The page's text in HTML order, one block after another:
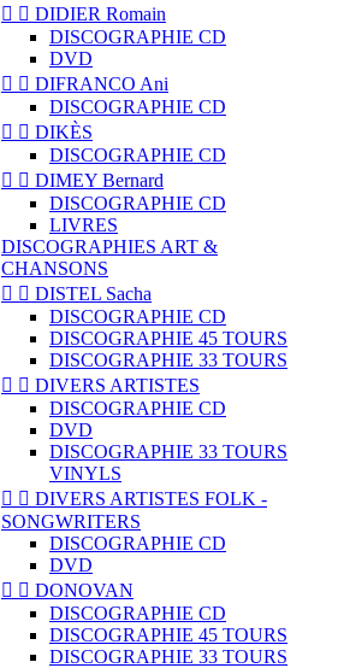
  DIDIER Romain
DISCOGRAPHIE CD
DVD
  DIFRANCO Ani
DISCOGRAPHIE CD
  DIKÈS
DISCOGRAPHIE CD
  DIMEY Bernard
DISCOGRAPHIE CD
LIVRES
DISCOGRAPHIES ART &
CHANSONS
  DISTEL Sacha
DISCOGRAPHIE CD
DISCOGRAPHIE 45 TOURS
DISCOGRAPHIE 33 TOURS
  DIVERS ARTISTES
DISCOGRAPHIE CD
DVD
DISCOGRAPHIE 33 TOURS
VINYLS
  DIVERS ARTISTES FOLK -
SONGWRITERS
DISCOGRAPHIE CD
DVD
  DONOVAN
DISCOGRAPHIE CD
DISCOGRAPHIE 45 TOURS
DISCOGRAPHIE 33 TOURS